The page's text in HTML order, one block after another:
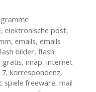
, elektronische post,
, emails, emails
bilder, flash
gratis, imap, internet
7, korrespondenz,
spiele freeware, mail